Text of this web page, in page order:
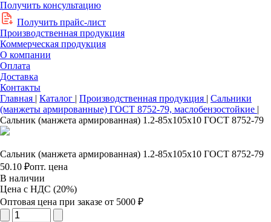
Получить консультацию
Получить прайс-лист
Производственная продукция
Коммерческая продукция
О компании
Оплата
Доставка
Контакты
Главная | Каталог | Производственная продукция | Сальники
(манжеты армированные) ГОСТ 8752-79, маслобензостойкие |
Сальник (манжета армированная) 1.2-85х105х10 ГОСТ 8752-79
Сальник (манжета армированная) 1.2-85х105х10 ГОСТ 8752-79
50.10 ₽опт. цена
В наличии
Цена с НДС (20%)
Оптовая цена при заказе от 5000 ₽